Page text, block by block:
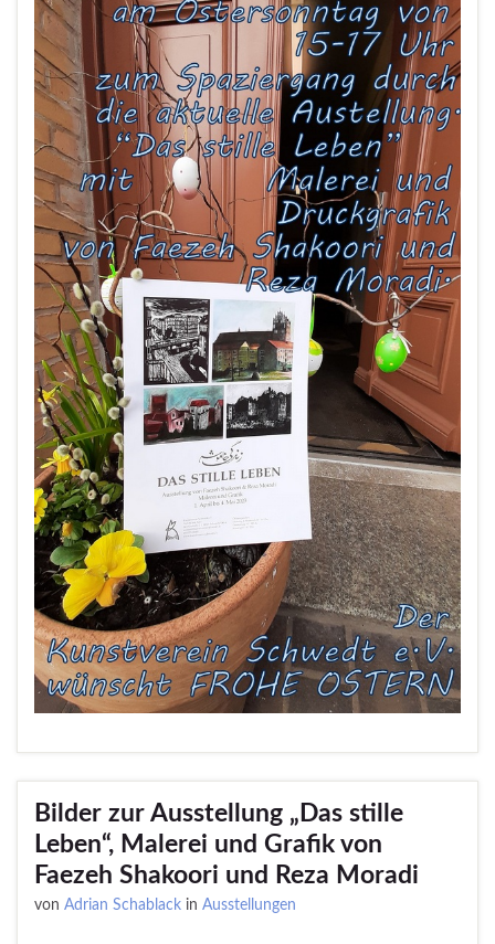
Bilder zur Ausstellung „Das stille
Leben“, Malerei und Grafik von
Faezeh Shakoori und Reza Moradi
von Adrian Schablack in Ausstellungen